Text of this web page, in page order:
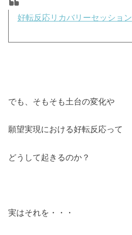
好転反応リカバリーセッション
でも、そもそも土台の変化や
願望実現における好転反応って
どうして起きるのか？
実はそれを・・・